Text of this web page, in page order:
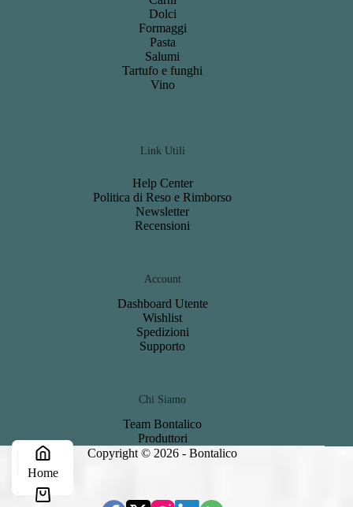
Dolci
Formaggi
Pasta
Salumi
Tartufo e funghi
Vino
Link Utili
Help Center
Politica di Reso e Rimborso
Newsletter
Recensioni
Account
Dashboard Utente
Wishlist
Spedizioni
Supporto
Chi Siamo
Team Bontalico
Produttori
Copyright © 2026 - Bontalico
Home